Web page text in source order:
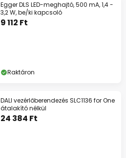
Egger DLS LED-meghajtó, 500 mA, 1,4 -
3,2 W, be/ki kapcsoló
9 112 Ft
Raktáron
DALI vezérlőberendezés SLC1136 for One
átalakító nélkül
24 384 Ft